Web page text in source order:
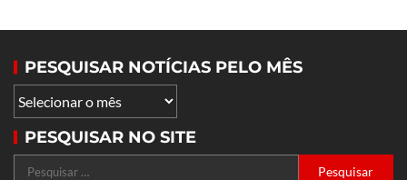
PESQUISAR NOTÍCIAS PELO MÊS
PESQUISAR NO SITE